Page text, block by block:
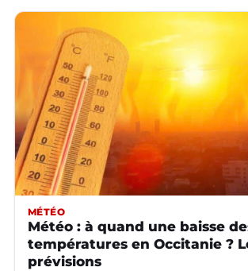
MÉTÉO
Météo : à quand une baisse
températures en Occitanie ?
prévisions